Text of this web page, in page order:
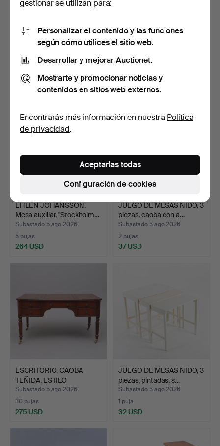
TOCADOR EN ACABADO
DE CAOBA,
REPRODUCCIÓN.
Subastado 5 ago 2026
34 USD
MESA (180 cm) PINO,
Subastado 5 ago 2026
22 USD
EHLÉN JOHANSSON.
Mesa auxiliar, "Stockholm…
Subastado 5 ago 2026
5 pujas
264 USD
JUEGO DE MESAS NIDO, 3
piezas, caoba con a…
Subastado 5 ago 2026
2 pujas
37 USD
ESCRITORIO, CAOBA
TEÑIDA, ESTILO
REGENCY, …
Subastado 5 ago 2026
30 pujas
275 USD
JUEGO DE MESAS NIDO, 3
piezas, pintadas, s…
Subastado 5 ago 2026
1 puja
32 USD
gestionar se utilizan para:
Personalizar el contenido y las funciones
según cómo utilices el sitio web.
Desarrollar y mejorar Auctionet.
Mostrarte y promocionar noticias y
contenidos en sitios web externos.
Encontrarás más información en nuestra Política
de privacidad.
Configuración de cookies
Aceptarlas todas